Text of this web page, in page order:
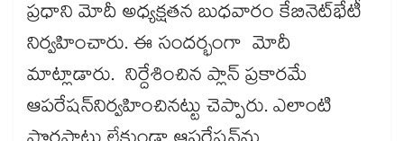
ప్రధాని మోదీ అధ్యక్షతన బుధవారం కేబినెట్​భేటీ
నిర్వహించారు. ఈ సందర్భంగా మోదీ
మాట్లాడారు. నిర్దేశించిన ప్లాన్ ప్రకారమే
ఆపరేషన్​నిర్వహించినట్టు చెప్పారు. ఎలాంటి